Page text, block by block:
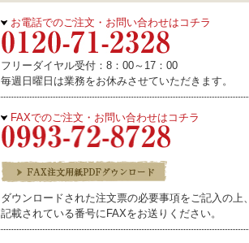
お電話でのご注文・お問い合わせはコチラ
フリーダイヤル受付：8：00～17：00
毎週日曜日は業務をお休みさせていただきます。
FAXでのご注文・お問い合わせはコチラ
ダウンロードされた注文票の必要事項をご記入の上、
記載されている番号にFAXをお送りください。